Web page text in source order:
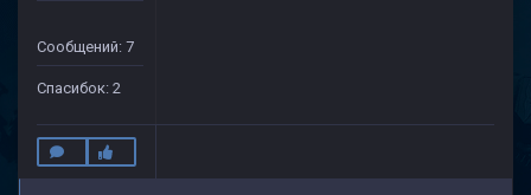
Сообщений: 7
Спасибок: 2